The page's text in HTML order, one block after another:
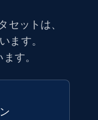
Other pn,
name, and
セットは、
ます。
す。